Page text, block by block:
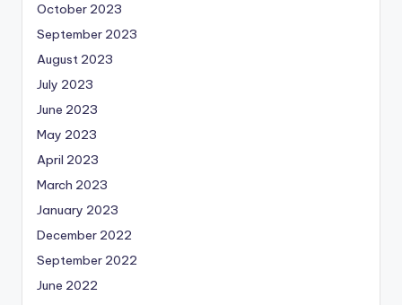
October 2023
September 2023
August 2023
July 2023
June 2023
May 2023
April 2023
March 2023
January 2023
December 2022
September 2022
June 2022